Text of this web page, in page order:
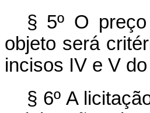
§ 5º O
objeto será
incisos IV e V
§ 6º A